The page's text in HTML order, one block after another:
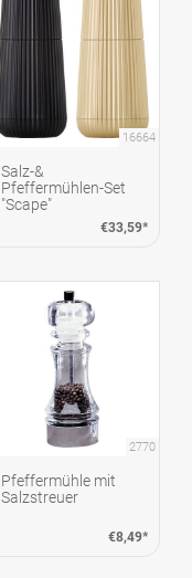
16664
Salz-&
Pfeffermühlen-Set
"Scape"
€33,59*
2770
Pfeffermühle mit
Salzstreuer
€8,49*